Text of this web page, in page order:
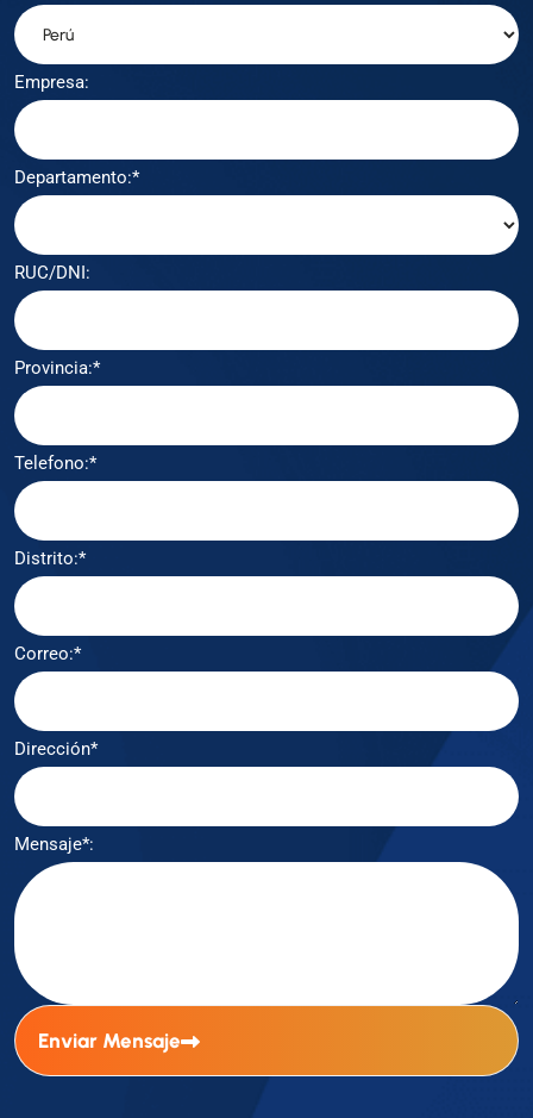
Empresa:
Departamento:*
RUC/DNI:
Provincia:*
Telefono:*
Distrito:*
Correo:*
Dirección*
Mensaje*:
Enviar Mensaje